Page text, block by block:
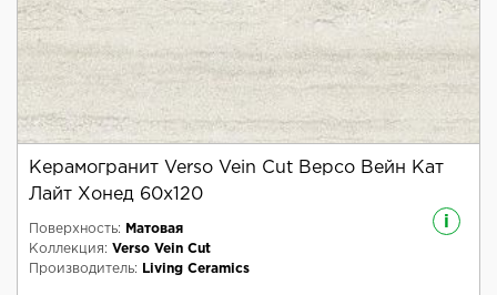
Керамогранит Verso Vein Cut Версо Вейн Кат
Лайт Хонед 60x120
i
Поверхность:
Матовая
Коллекция: Verso Vein Cut
Производитель:
Living Ceramics